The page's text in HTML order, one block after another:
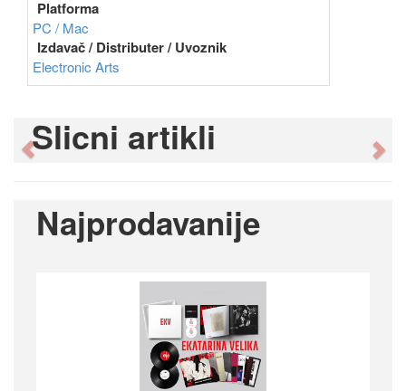
Platforma
PC / Mac
Izdavač / Distributer / Uvoznik
Electronic Arts
Slicni artikli
Previous
Najprodavanije